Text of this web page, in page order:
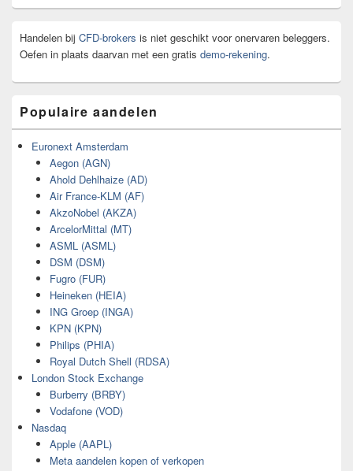
Handelen bij CFD-brokers is niet geschikt voor onervaren beleggers.
Oefen in plaats daarvan met een gratis demo-rekening.
Populaire aandelen
Euronext Amsterdam
Aegon (AGN)
Ahold Dehlhaize (AD)
Air France-KLM (AF)
AkzoNobel (AKZA)
ArcelorMittal (MT)
ASML (ASML)
DSM (DSM)
Fugro (FUR)
Heineken (HEIA)
ING Groep (INGA)
KPN (KPN)
Philips (PHIA)
Royal Dutch Shell (RDSA)
London Stock Exchange
Burberry (BRBY)
Vodafone (VOD)
Nasdaq
Apple (AAPL)
Meta aandelen kopen of verkopen